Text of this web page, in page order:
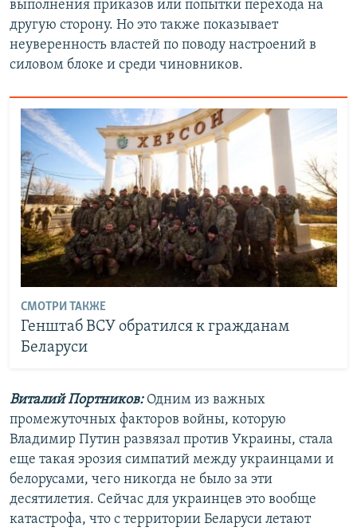
выполнения приказов или попытки перехода на
другую сторону. Но это также показывает
неуверенность властей по поводу настроений в
силовом блоке и среди чиновников.
СМОТРИ ТАКЖЕ
Генштаб ВСУ обратился к гражданам
Беларуси
Виталий Портников:Одним из важных
промежуточных факторов войны, которую
Владимир Путин развязал против Украины, стала
еще такая эрозия симпатий между украинцами и
белорусами, чего никогда не было за эти
десятилетия. Сейчас для украинцев это вообще
катастрофа, что с территории Беларуси летают